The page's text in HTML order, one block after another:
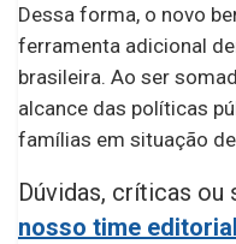
Dessa forma, o novo
ferramenta adicional
brasileira. Ao ser
alcance das políticas
famílias em situação
Dúvidas, críticas ou
nosso time